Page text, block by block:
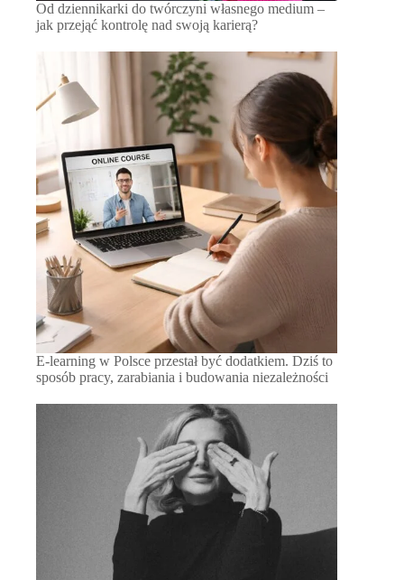
Od dziennikarki do twórczyni własnego medium –
jak przejąć kontrolę nad swoją karierą?
E-learning w Polsce przestał być dodatkiem. Dziś to
sposób pracy, zarabiania i budowania niezależności